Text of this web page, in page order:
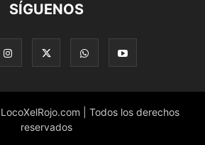
SÍGUENOS
| Todos los derechos
reservados